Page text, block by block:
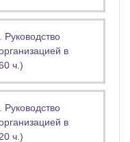
в
ч.)
в
ч.)